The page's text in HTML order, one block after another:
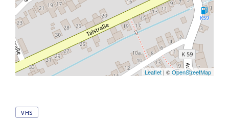
Leaflet | ©OpenStreetMap
Tags
VHS